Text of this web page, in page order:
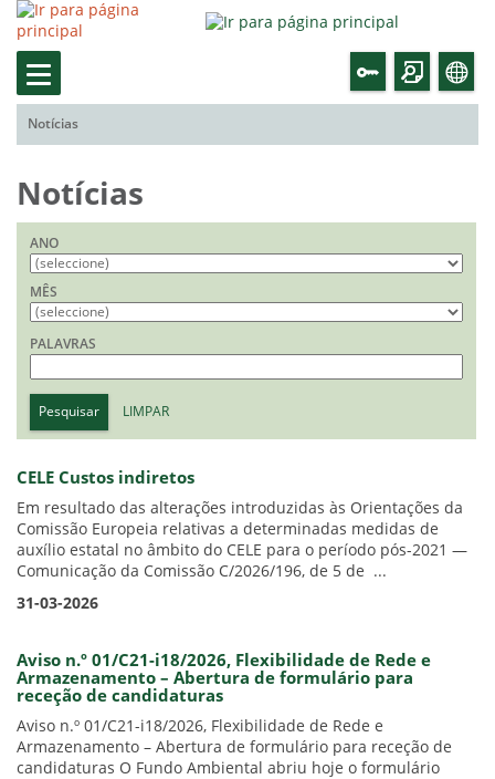
Notícias
Notícias
ANO
MÊS
PALAVRAS
Pesquisar LIMPAR
CELE Custos indiretos
Em resultado das alterações introduzidas às Orientações da
Comissão Europeia relativas a determinadas medidas de
auxílio estatal no âmbito do CELE para o período pós-2021 —
Comunicação da Comissão C/2026/196, de 5 de ...
31-03-2026
Aviso n.º 01/C21-i18/2026, Flexibilidade de Rede e
Armazenamento – Abertura de formulário para
receção de candidaturas
Aviso n.º 01/C21-i18/2026, Flexibilidade de Rede e
Armazenamento – Abertura de formulário para receção de
candidaturas O Fundo Ambiental abriu hoje o formulário